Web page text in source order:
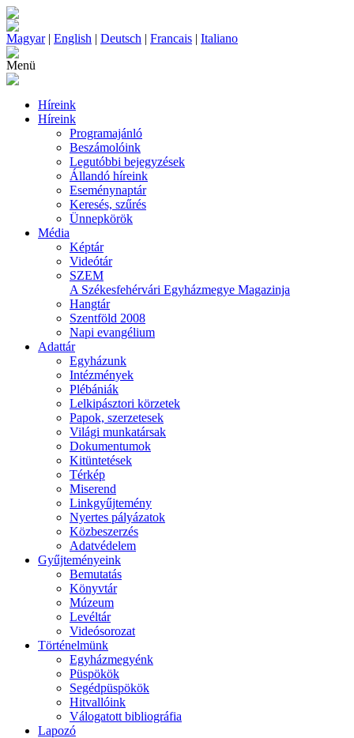
Magyar| English | Deutsch | Francais | Italiano
Menü
Híreink
Híreink
Programajánló
Beszámolóink
Legutóbbi bejegyzések
Állandó híreink
Eseménynaptár
Keresés, szűrés
Ünnepkörök
Média
Képtár
Videótár
SZEM
A Székesfehérvári Egyházmegye Magazinja
Hangtár
Szentföld 2008
Napi evangélium
Adattár
Egyházunk
Intézmények
Plébániák
Lelkipásztori körzetek
Papok, szerzetesek
Világi munkatársak
Dokumentumok
Kitüntetések
Térkép
Miserend
Linkgyűjtemény
Nyertes pályázatok
Közbeszerzés
Adatvédelem
Gyűjteményeink
Bemutatás
Könyvtár
Múzeum
Levéltár
Videósorozat
Történelmünk
Egyházmegyénk
Püspökök
Segédpüspökök
Hitvallóink
Válogatott bibliográfia
Lapozó